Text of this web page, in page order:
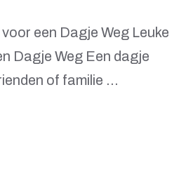
een Dagje Weg Leuke
Dagje Weg Een dagje
of familie …